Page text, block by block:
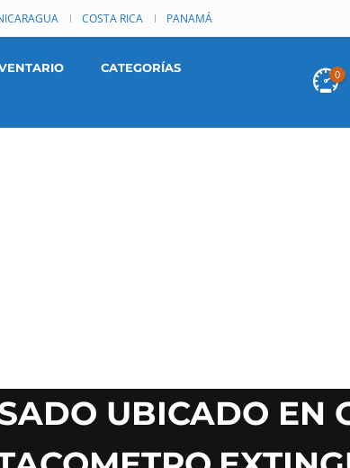
COSTA RICA PANAMÁ
0
CATEGORÍAS
UBICADO EN